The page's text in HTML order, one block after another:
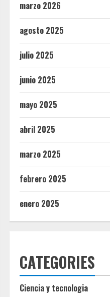
marzo 2026
agosto 2025
julio 2025
junio 2025
mayo 2025
abril 2025
marzo 2025
febrero 2025
enero 2025
CATEGORIES
Ciencia y tecnologia